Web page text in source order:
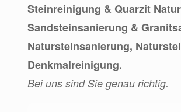
Steinreinigung & Quarzit
Sandsteinsanierung &
Natursteinsanierung,
Denkmalreinigung.
Bei uns sind Sie genau richtig.